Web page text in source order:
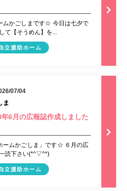
ムかごしまです☆ 今日は七夕で
て【そうめん】を...
立援助ホーム
07/04
ま
6月の広報誌作成しました
ームかごしま」です☆ ６月の広
読下さい(*^▽^*)
立援助ホーム